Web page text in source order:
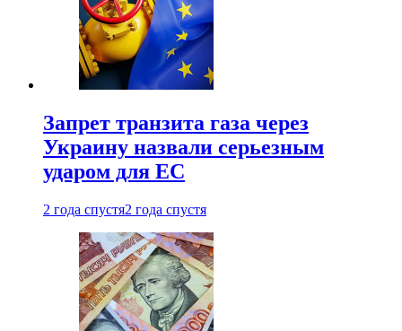
Запрет транзита газа через
Украину назвали серьезным
ударом для ЕС
2 года спустя2 года спустя